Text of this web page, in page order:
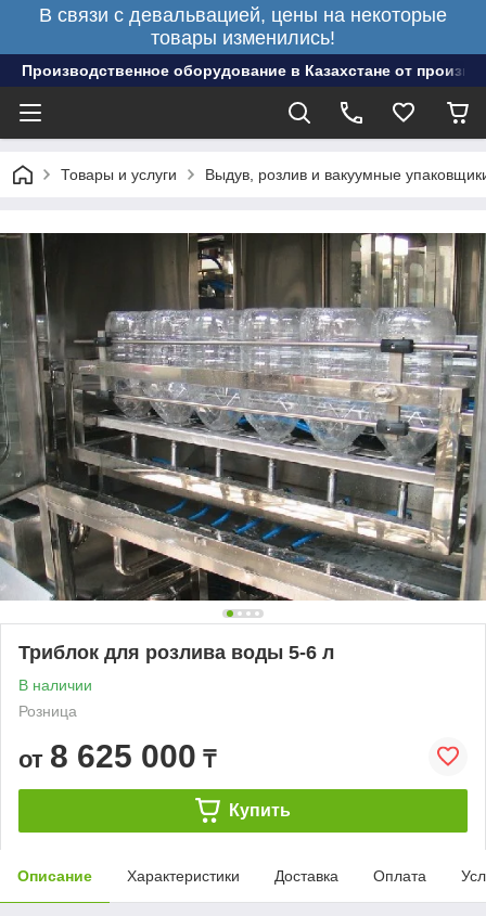
В связи с девальвацией, цены на некоторые
товары изменились!
Производственное оборудование в Казахстане от
Товары и услуги Выдув, розлив и вакуумные
Триблок для розлива воды 5-6 л
В наличии
Розница
от 8 625 000 ₸
Купить
Описание Характеристики Доставка Оплата